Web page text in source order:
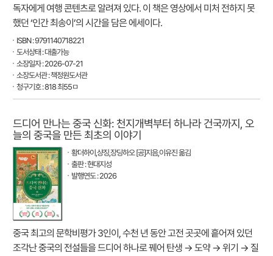
독자에게 여행 콘텐츠로 알려져 있다. 이 책은 영상에서 미처 전하지 못
했던 ‘인간 최송이’의 시간을 담은 에세이다.
ISBN : 9791140718221
도서상태 : 대출가능
소장일자 : 2026-07-21
소장도서관 : 책정원도서관
청구기호 : 818 최55ㅁ
드디어 만나는 중국 신화: 천지개벽부터 하나라 건국까지, 오
늘의 중국을 만든 최초의 이야기
황더하이,샹징,장딩하오 [공]지음,이유진 옮김
출판 : 현대지성
발행연도 : 2026
중국 최고의 문학비평가 3인이, 수천 년 동안 고전 곳곳에 흩어져 있던
조각난 중국의 전설들을 드디어 하나로 꿰어 탄생 → 도약 → 위기 → 질